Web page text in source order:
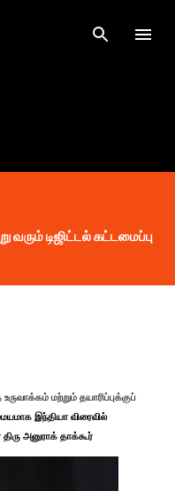
செல்
டிஜிட்டல் கட்டமைப்பு
மற்றும் தயாரிப்புக்குப்
இந்தியா விரைவில்
அனுராக் தாக்கூர்